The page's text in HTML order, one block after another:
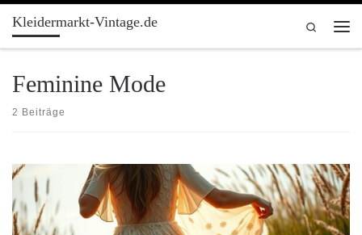
Zum Inhalt springen
Kleidermarkt-Vintage.de
Search
Feminine Mode
2 Beiträge